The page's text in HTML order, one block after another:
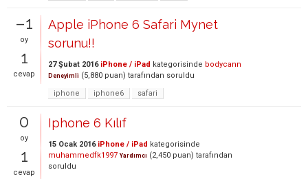
–1
oy
1
cevap
Apple iPhone 6 Safari Mynet
sorunu!!
27 Şubat 2016 iPhone / iPad kategorisinde bodycann
Deneyimli (5,880 puan) tarafından soruldu
iphone
iphone6 safari
0
oy
1
cevap
Iphone 6 Kılıf
15 Ocak 2016 iPhone / iPad kategorisinde
muhammedfk1997 Yardımcı (2,450 puan) tarafından
soruldu